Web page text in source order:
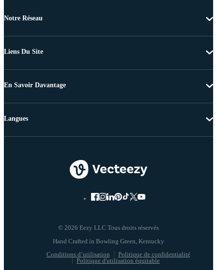
Notre Réseau
Liens Du Site
En Savoir Davantage
© 2026 Eezy LLC Tous droits réservés
Conditions d’utilisation
Politique de confidentialité
Politique d'utilisation équitable
Langues